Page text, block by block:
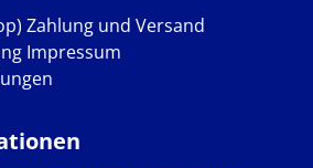
Zahlung und Versand
Impressum